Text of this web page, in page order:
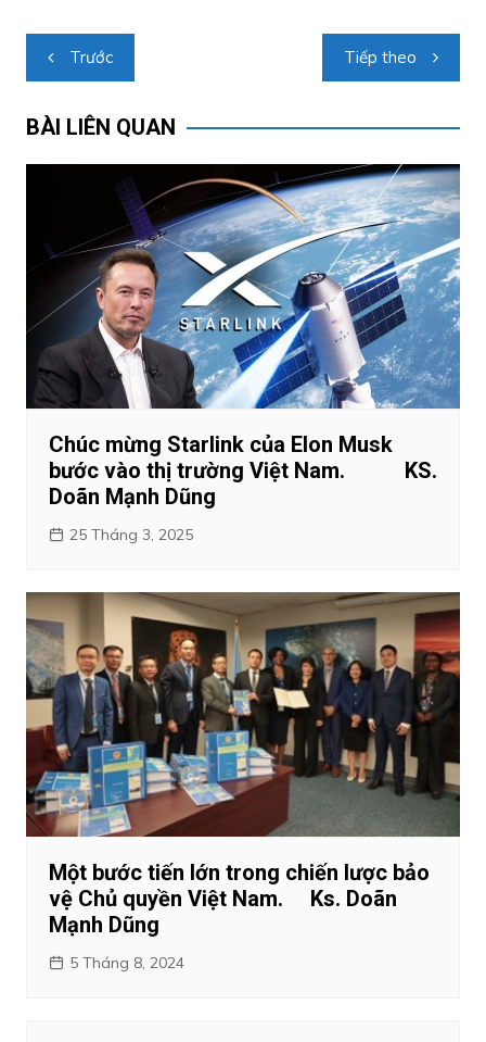
Điều
hướng
bài
Trước Tiếp theo
BÀI LIÊN QUAN
Chúc mừng Starlink của Elon Musk
bước vào thị trường Việt Nam. KS.
Doãn Mạnh Dũng
25 Tháng 3, 2025
Một bước tiến lớn trong chiến lược bảo
vệ Chủ quyền Việt Nam. Ks. Doãn
Mạnh Dũng
5 Tháng 8, 2024